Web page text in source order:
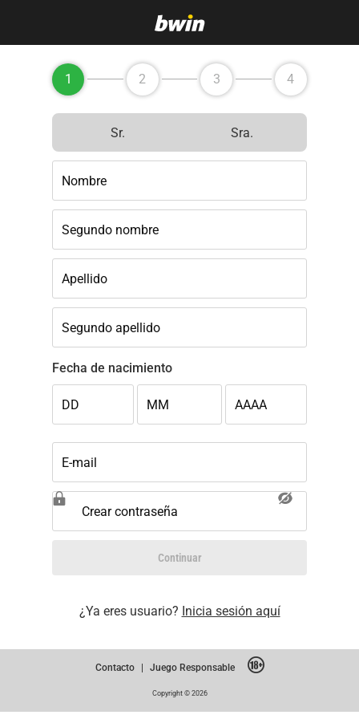
1 2 3 4
Sr. Sra.
Nombre
Segundo nombre
Apellido
Segundo apellido
Fecha de nacimiento
DD MM AAAA
E-mail
Crear contraseña
Continuar
¿Ya eres usuario? Inicia sesión aquí
Contacto | Juego Responsable
Copyright © 2026